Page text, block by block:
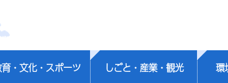
・文化・スポーツ しごと・産業・観光 環